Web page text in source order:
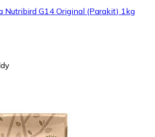
Nutribird G14 Original (Parakit) 1kg